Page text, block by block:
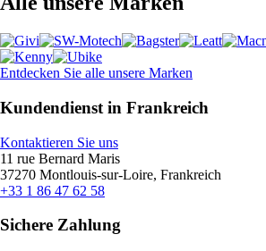
Entdecken Sie alle unsere Marken
Kundendienst in Frankreich
Kontaktieren Sie uns
11 rue Bernard Maris
37270 Montlouis-sur-Loire, Frankreich
+33 1 86 47 62 58
Sichere Zahlung